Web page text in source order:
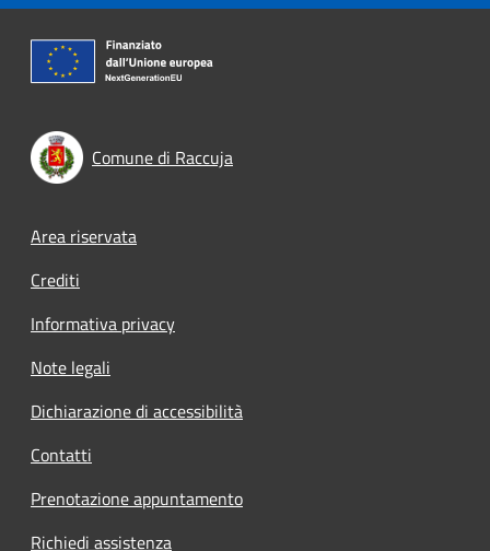
Comune di Raccuja
Footer menu
Area riservata
Crediti
Informativa privacy
Note legali
Dichiarazione di accessibilità
Contatti
Prenotazione appuntamento
Richiedi assistenza